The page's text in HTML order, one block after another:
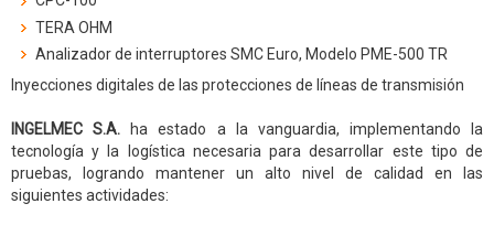
TERA OHM
Analizador de interruptores SMC Euro, Modelo PME-500 TR
Inyecciones digitales de las protecciones de líneas de transmisión
INGELMEC S.A. ha estado a la vanguardia, implementando la
tecnología y la logística necesaria para desarrollar este tipo de
pruebas, logrando mantener un alto nivel de calidad en las
siguientes actividades: